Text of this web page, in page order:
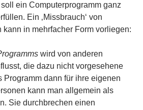
ein Computerprogramm ganz
Ein ‚Missbrauch‘ von
kann in mehrfacher Form vorliegen:
wird von anderen
die dazu nicht vorgesehene
Programm dann für ihre eigenen
kann man allgemein als
Sie durchbrechen einen